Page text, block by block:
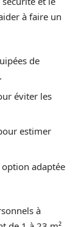
à faire un
de
éviter les
estimer
adaptée
à